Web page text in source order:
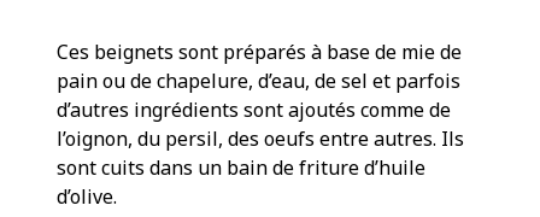
Ces beignets sont préparés à base de mie de
pain ou de chapelure, d’eau, de sel et parfois
d’autres ingrédients sont ajoutés comme de
l’oignon, du persil, des oeufs entre autres. Ils
sont cuits dans un bain de friture d’huile
d’olive.